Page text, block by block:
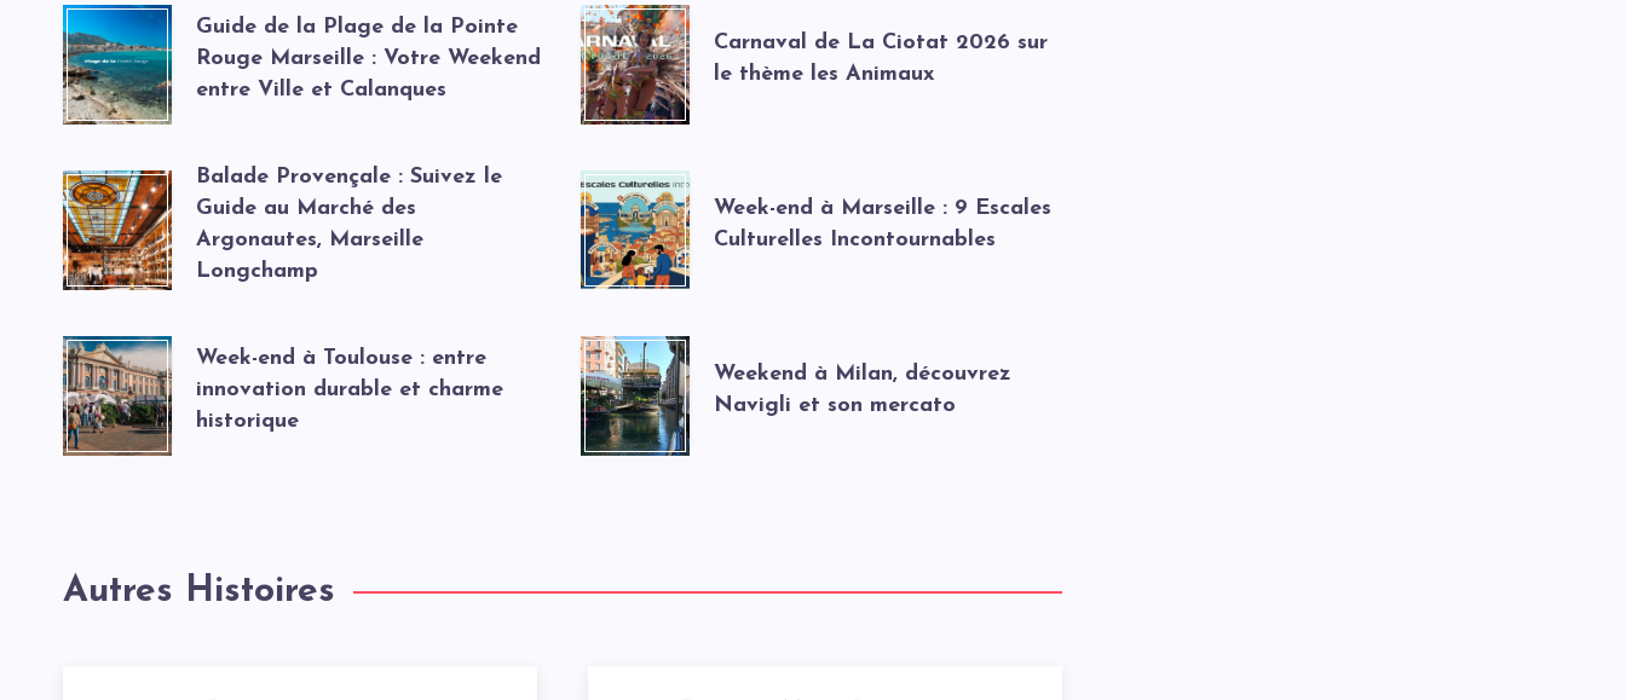
Guide de la Plage de la Pointe
Rouge Marseille : Votre Weekend
entre Ville et Calanques
Carnaval de La Ciotat 2026 sur
le thème les Animaux
Balade Provençale : Suivez le
Guide au Marché des
Argonautes, Marseille
Longchamp
Week-end à Marseille : 9 Escales
Culturelles Incontournables
Week-end à Toulouse : entre
innovation durable et charme
historique
Weekend à Milan, découvrez
Navigli et son mercato
Autres Histoires